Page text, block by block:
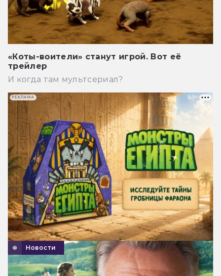
«Коты-воители» станут игрой. Вот её
трейлер
И когда там мультсериал?
Новости
РЕКЛАМА